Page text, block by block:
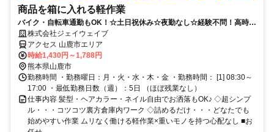
商品を箱に入れる軽作業
バイク・自転車通勤もOK！☆土日祝休み☆夜勤なし☆経験不問！高時給
1430円で働きたい方必見！
株式会社ジェイウェイブ
アクセス 山鹿市エリア
時給1,430円～1,788円
熊本県山鹿市
勤務時間 ・勤務曜日：月・火・水・木・金 ・勤務時間： [1] 08:30～
17:00 ・最低勤務日数（週）：5日 （ほぼ残業なし）
仕事内容 髪型・ヘアカラー・ネイル自由でお洒落もOK♪ ◇超シンプ
ル・・・コツコツ裏方倉庫内ワーク ◇詰めるだけ・・・どなたでも
始めやすい作業 ムリなく働ける軽作業×重いモノを持つ心配なし ■お